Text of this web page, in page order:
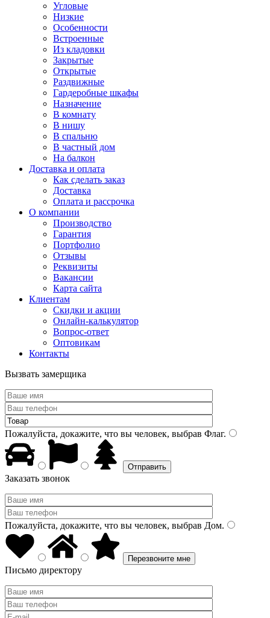
Угловые
Низкие
Особенности
Встроенные
Из кладовки
Закрытые
Открытые
Раздвижные
Гардеробные шкафы
Назначение
В комнату
В нишу
В спальню
В частный дом
На балкон
Доставка и оплата
Как сделать заказ
Доставка
Оплата и рассрочка
О компании
Производство
Гарантия
Портфолио
Отзывы
Реквизиты
Вакансии
Карта сайта
Клиентам
Скидки и акции
Онлайн-калькулятор
Вопрос-ответ
Оптовикам
Контакты
Вызвать замерщика
Пожалуйста, докажите, что вы человек, выбрав Флаг.
Заказать звонок
Пожалуйста, докажите, что вы человек, выбрав Дом.
Письмо директору